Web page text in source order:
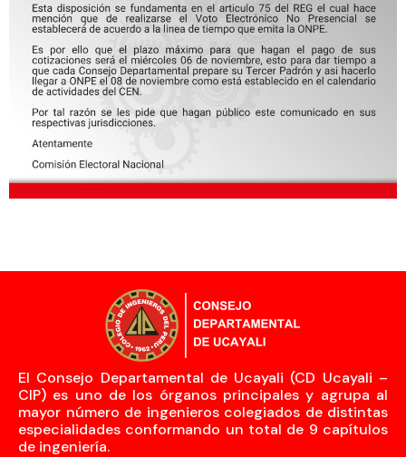
El Consejo Departamental de Ucayali (CD Ucayali –
CIP) es uno de los órganos principales y agrupa al
mayor número de ingenieros colegiados de distintas
especialidades conformando un total de 9 capítulos
de ingeniería.